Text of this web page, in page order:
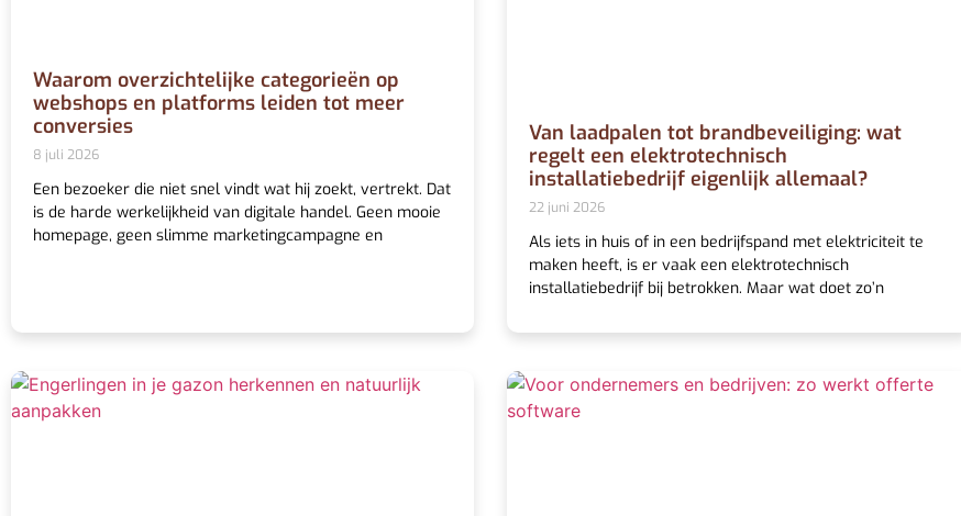
Waarom overzichtelijke categorieën op
webshops en platforms leiden tot meer
conversies
8 juli 2026
Een bezoeker die niet snel vindt wat hij zoekt, vertrekt. Dat
is de harde werkelijkheid van digitale handel. Geen mooie
homepage, geen slimme marketingcampagne en
Van laadpalen tot brandbeveiliging: wat
regelt een elektrotechnisch
installatiebedrijf eigenlijk allemaal?
22 juni 2026
Als iets in huis of in een bedrijfspand met elektriciteit te
maken heeft, is er vaak een elektrotechnisch
installatiebedrijf bij betrokken. Maar wat doet zo’n